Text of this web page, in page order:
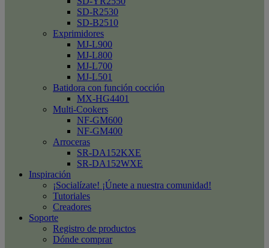
SD-R2530
SD-B2510
Exprimidores
MJ-L900
MJ-L800
MJ-L700
MJ-L501
Batidora con función cocción
MX-HG4401
Multi-Cookers
NF-GM600
NF-GM400
Arroceras
SR-DA152KXE
SR-DA152WXE
Inspiración
¡Socialízate! ¡Únete a nuestra comunidad!
Tutoriales
Creadores
Soporte
Registro de productos
Dónde comprar